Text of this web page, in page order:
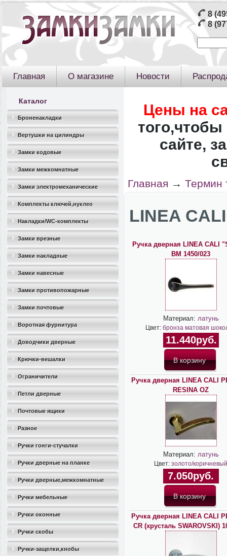
8
8
Главная О магазине Новости
Каталог
Броненакладки
Вертушки на цилиндры
Замки кодовые
Замки межкомнатные
Замки электромеханические
Комплекты ключей,нуклео
Накладки/WC-комплекты
Замки врезные
Замки накладные
Замки навесные
Замки противопожарные
Замки почтовые
Воротная фурнитура
Доводчики дверные
Крючки-вешалки
Ограничители
дверные(стопоры)
Петли дверные
Почтовые ящики
Разное
Ручки гонги-стучалки
Ручки дверные на планке
Ручки дверные,межкомнатные
Ручки мебельные
Ручки оконные
Ручки скобы
Ручки-защелки,кнобы
Цены на
того,чтобы
сайте,
Главная → Термин
LINEA
Ручка дверная LINEA CALI
BM 1450/023
Материал: латунь
Цвет: бронза матовая
11.440руб.
Ручка дверная LINEA CALI
RESINA OZ
Материал: латунь
Цвет: золото/коричневый
7.050руб.
Ручка дверная LINEA CALI
CR (хрусталь SWAROVSKI)